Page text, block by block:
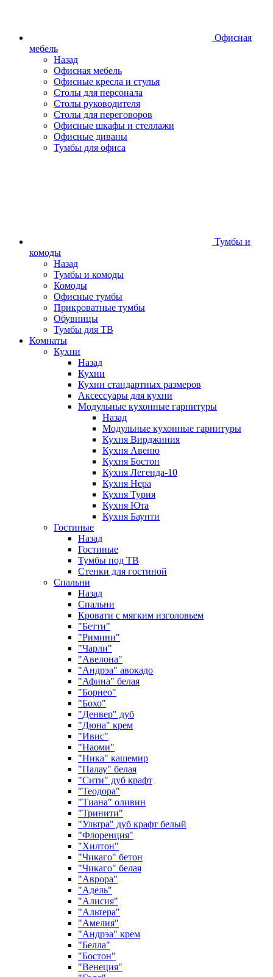
Офисная
мебель
Назад
Офисная мебель
Офисные кресла и стулья
Столы для персонала
Столы руководителя
Столы для переговоров
Офисные шкафы и стеллажи
Офисные диваны
Тумбы для офиса
Тумбы и
комоды
Назад
Тумбы и комоды
Комоды
Офисные тумбы
Прикроватные тумбы
Обувницы
Тумбы для ТВ
Комнаты
Кухни
Назад
Кухни
Кухни стандартных размеров
Аксессуары для кухни
Модульные кухонные гарнитуры
Назад
Модульные кухонные гарнитуры
Кухня Вирджиния
Кухня Авеню
Кухня Бостон
Кухня Легенда-10
Кухня Нера
Кухня Турия
Кухня Юта
Кухня Баунти
Гостиные
Назад
Гостиные
Тумбы под ТВ
Стенки для гостиной
Спальни
Назад
Спальни
Кровати с мягким изголовьем
"Бетти"
"Римини"
"Чарли"
"Авелона"
"Андрэа" авокадо
"Афина" белая
"Борнео"
"Бохо"
"Денвер" дуб
"Дюна" крем
"Ивис"
"Наоми"
"Ника" кашемир
"Палау" белая
"Сити" дуб крафт
"Теодора"
"Тиана" оливин
"Тринити"
"Ультра" дуб крафт белый
"Флоренция"
"Хилтон"
"Чикаго" бетон
"Чикаго" белая
"Аврора"
"Адель"
"Алисия"
"Альтера"
"Амелия"
"Андрэа" крем
"Белла"
"Бостон"
"Венеция"